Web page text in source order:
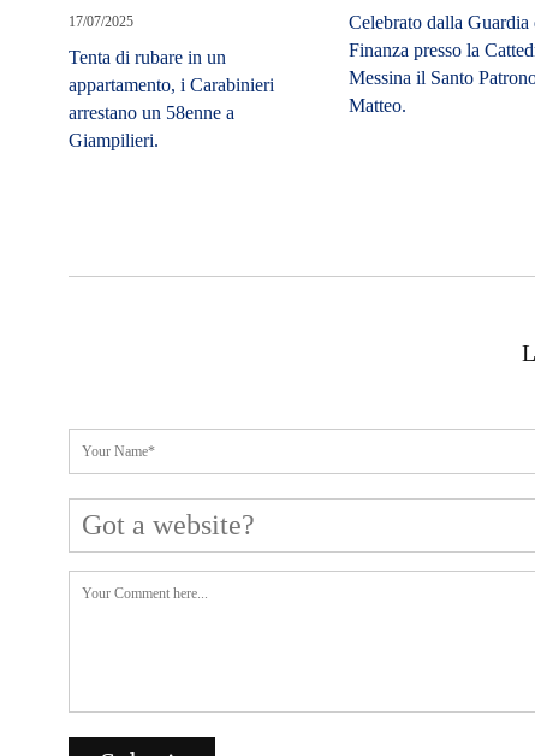
17/07/2025
Tenta di rubare in un
appartamento, i Carabinieri
arrestano un 58enne a
Giampilieri.
Celebrato dalla Guardia
Finanza presso la
Messina il Santo
Matteo.